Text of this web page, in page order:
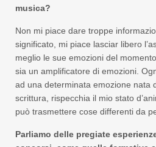
musica?
Non mi piace dare troppe
significato, mi piace lasciar libero
meglio le sue emozioni del
sia un amplificatore di emozioni.
ad una determinata emozione nata
scrittura, rispecchia il mio stato
può trasmettere cose differenti da
Parliamo delle pregiate